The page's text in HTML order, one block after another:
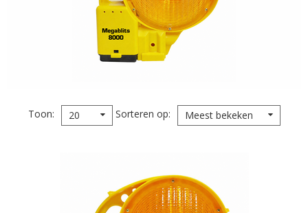
Toon 20 Sorteren op Meest bekeken